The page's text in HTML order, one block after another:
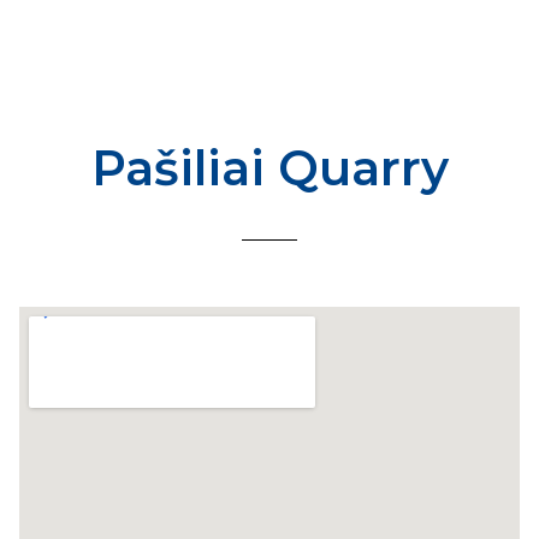
Pašiliai Quarry